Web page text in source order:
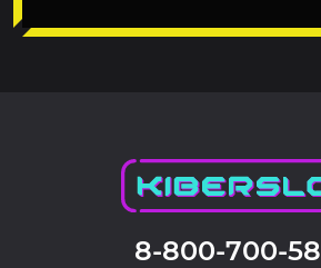
8-800-700-